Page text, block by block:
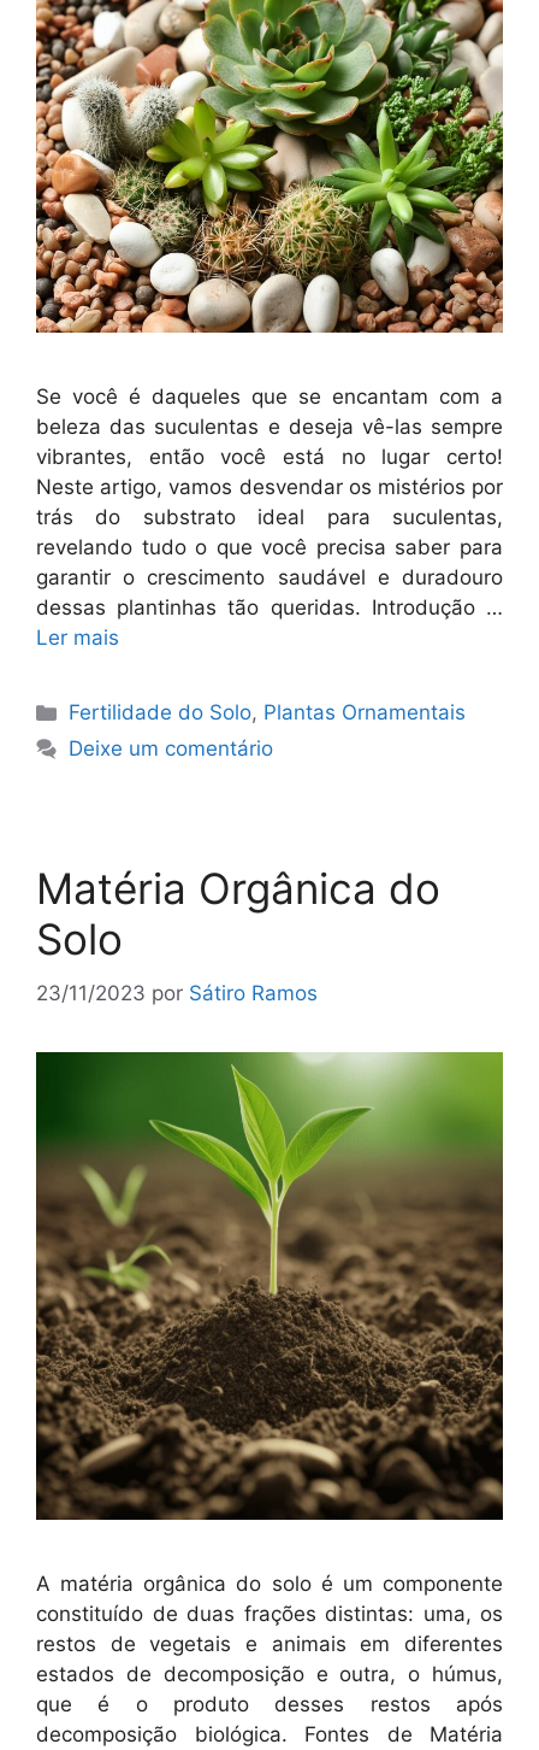
Se você é daqueles que se encantam com a
beleza das suculentas e deseja vê-las sempre
vibrantes, então você está no lugar certo!
Neste artigo, vamos desvendar os mistérios por
trás do substrato ideal para suculentas,
revelando tudo o que você precisa saber para
garantir o crescimento saudável e duradouro
dessas plantinhas tão queridas. Introdução …
Ler mais
Categorias
Fertilidade do Solo, Plantas Ornamentais
Deixe um comentário
Matéria Orgânica do
Solo
23/11/2023 por Sátiro Ramos
A matéria orgânica do solo é um componente
constituído de duas frações distintas: uma, os
restos de vegetais e animais em diferentes
estados de decomposição e outra, o húmus,
que é o produto desses restos após
decomposição biológica. Fontes de Matéria